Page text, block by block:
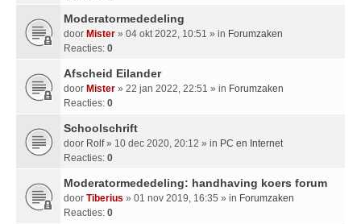
Moderatormededeling
door Mister » 04 okt 2022, 10:51 » in Forumzaken
Reacties: 0
Afscheid Eilander
door Mister » 22 jan 2022, 22:51 » in Forumzaken
Reacties: 0
Schoolschrift
door Rolf» 10 dec 2020, 20:12 » in PC en Internet
Reacties: 0
Moderatormededeling: handhaving koers forum
door Tiberius » 01 nov 2019, 16:35 » in Forumzaken
Reacties: 0